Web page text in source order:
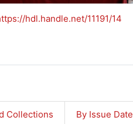
hdl.handle.net/11191/14
Collections By Issue Date